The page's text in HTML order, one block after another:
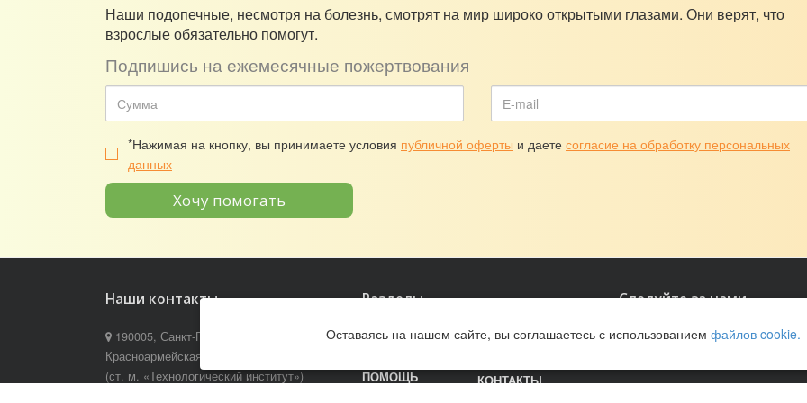
Наши подопечные, несмотря на болезнь, смотрят на мир широко открытыми глазами. Они верят, что
взрослые обязательно помогут.
Подпишись на ежемесячные пожертвования
*Нажимая на кнопку, вы принимаете условия публичной оферты и даете согласие на обработку персональных
данных
Хочу помогать
Наши контакты
190005, Санкт-Петербург, ул. 3-я
Красноармейская, д. 8, лит. В
(ст. м. «Технологический институт»)
Разделы
О ФОНДЕ
ПОМОЩЬ
ПРОГРАММЫ
КОНТАКТЫ
Следуйте за нами
Оставаясь на нашем сайте, вы соглашаетесь с использованием файлов cookie.